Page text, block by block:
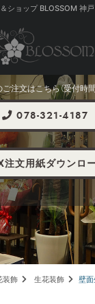
ショップ BLOSSOM 神戸
ご注文はこちら（受付時
078-321-4187
注文用紙ダウンロ
装飾 生花装飾 壁